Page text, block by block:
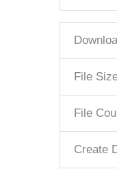
File
File
Create